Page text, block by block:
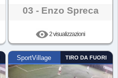
03 - Enzo Spreca
2 visualizzazioni
SportVillage TIRO DA FUORI